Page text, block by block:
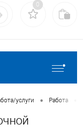
0
услуги • Работа